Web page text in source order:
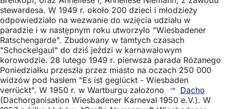
stewardesa. W 1949 r. około 200 dzieci i młodzieży
odpowiedziało na wezwanie do wzięcia udziału w
paradzie i w następnym roku utworzyło "Wiesbadener
Ratschengarde". Zbudowany w tamtych czasach
"Schockelgaul" do dziś jeździ w karnawałowym
korowodzie. 28 lutego 1949 r. pierwsza parada Różanego
Poniedziałku przeszła przez miasto na oczach 250 000
widzów pod hasłem "Es ist geglückt - Wiesbaden
verrückt". W 1950 r. w Wartburgu założono
Dacho
(Dachorganisation Wiesbadener Karneval 1950 e.V.). W